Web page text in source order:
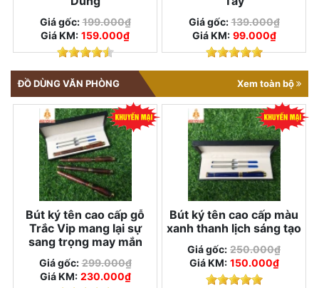
Giá gốc: 199.000₫
Giá KM: 159.000₫
Giá gốc: 139.000₫
Giá KM: 99.000₫
ĐỒ DÙNG VĂN PHÒNG Xem toàn bộ
Bút ký tên cao cấp gỗ
Trắc Vip mang lại sự
sang trọng may mắn
Giá gốc: 299.000₫
Giá KM: 230.000₫
Bút ký tên cao cấp màu
xanh thanh lịch sáng tạo
Giá gốc: 250.000₫
Giá KM: 150.000₫